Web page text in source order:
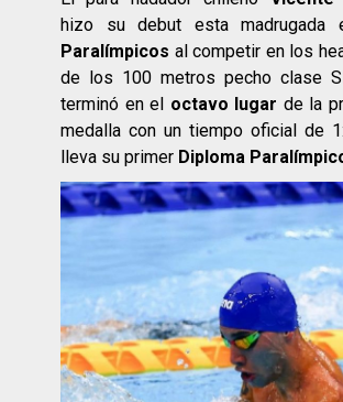
hizo su debut esta madrugada
Paralímpicos al competir en los
de los 100 metros pecho clase
terminó en el octavo lugar de la
medalla con un tiempo oficial de
lleva su primer Diploma